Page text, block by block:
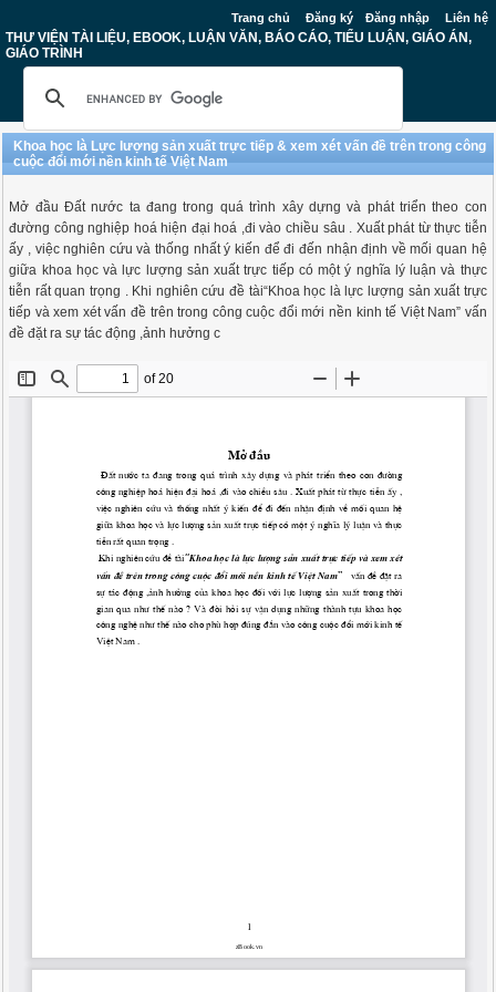
Trang chủ Đăng ký Đăng nhập Liên hệ
THƯ VIỆN TÀI LIỆU, EBOOK, LUẬN VĂN, BÁO CÁO, TIỂU LUẬN, GIÁO ÁN,
GIÁO TRÌNH
Khoa học là Lực lượng sản xuất trực tiếp & xem xét vấn đề trên trong công
cuộc đổi mới nền kinh tế Việt Nam
Mở đầu Đất nước ta đang trong quá trình xây dựng và phát triển theo con
đường công nghiệp hoá hiện đại hoá ,đi vào chiều sâu . Xuất phát từ thực tiễn
ấy , việc nghiên cứu và thống nhất ý kiến để đi đến nhận định về mối quan hệ
giữa khoa học và lực lượng sản xuất trực tiếp có một ý nghĩa lý luận và thực
tiễn rất quan trọng . Khi nghiên cứu đề tài“Khoa học là lực lượng sản xuất trực
tiếp và xem xét vấn đề trên trong công cuộc đổi mới nền kinh tế Việt Nam” vấn
đề đặt ra sự tác động ,ảnh hưởng c